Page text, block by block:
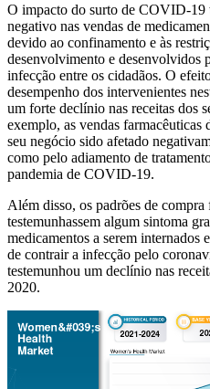
O impacto do surto de COVID-19
negativo nas vendas de
devido ao confinamento e às
desenvolvimento e desenvolvidos
infecção entre os cidadãos. O
desempenho dos intervenientes
um forte declínio nas receitas dos
exemplo, as vendas
seu negócio sido afetado
como pelo adiamento de
pandemia de COVID-19.
Além disso, os padrões de compra
testemunhassem algum sintoma
medicamentos a serem internados
de contrair a infecção pelo
testemunhou um declínio nas
2020.